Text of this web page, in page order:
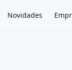
Novidades